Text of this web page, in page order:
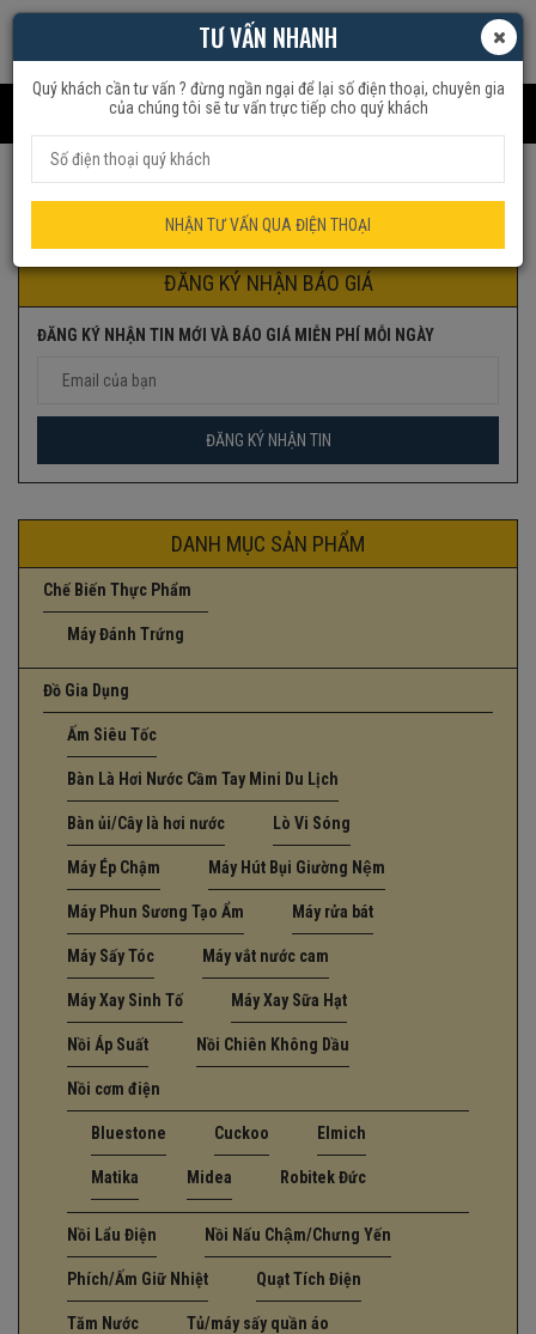
ĐĂNG KÝ NHẬN BÁO GIÁ
ĐĂNG KÝ NHẬN TIN MỚI VÀ BÁO GIÁ MIỄN PHÍ MỖI NGÀY
DANH MỤC SẢN PHẨM
Chế Biến Thực Phẩm
Máy Đánh Trứng
Đồ Gia Dụng
Ấm Siêu Tốc
Bàn Là Hơi Nước Cầm Tay Mini Du Lịch
Bàn ủi/Cây là hơi nước Lò Vi Sóng
Máy Ép Chậm Máy Hút Bụi Giường Nệm
Máy Phun Sương Tạo Ẩm Máy rửa bát
Máy Sấy Tóc Máy vắt nước cam
Máy Xay Sinh Tố Máy Xay Sữa Hạt
Nồi Áp Suất Nồi Chiên Không Dầu
Nồi cơm điện
Bluestone Cuckoo Elmich
Matika Midea Robitek Đức
Nồi Lẩu Điện Nồi Nấu Chậm/Chưng Yến
Phích/Ấm Giữ Nhiệt Quạt Tích Điện
Tăm Nước Tủ/máy sấy quần áo
TƯ VẤN NHANH
Quý khách cần tư vấn ? đừng ngần ngại để lại số điện thoại, chuyên gia
của chúng tôi sẽ tư vấn trực tiếp cho quý khách
NHẬN TƯ VẤN QUA ĐIỆN THOẠI